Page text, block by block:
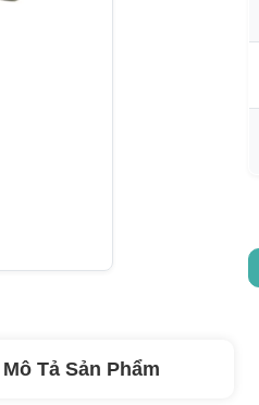
Mô Tả Sản Phẩm